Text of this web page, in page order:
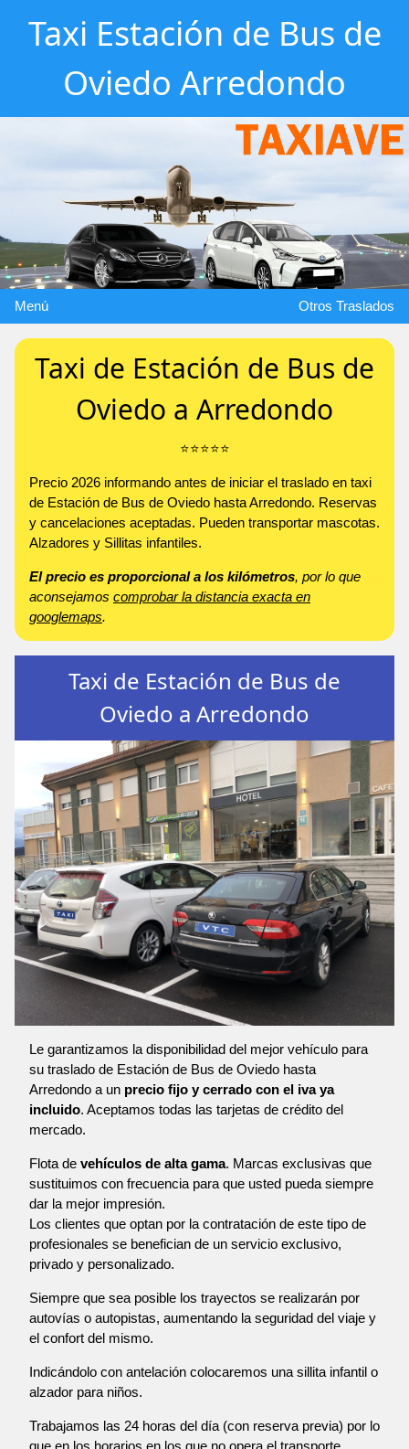
Taxi Estación de Bus de
Oviedo Arredondo
Menú Otros Traslados
Taxi de Estación de Bus de
Oviedo a Arredondo
⭐️⭐️⭐️⭐️⭐️
Precio 2026 informando antes de iniciar el traslado en taxi
de Estación de Bus de Oviedo hasta Arredondo. Reservas
y cancelaciones aceptadas. Pueden transportar mascotas.
Alzadores y Sillitas infantiles.
El precio es proporcional a los kilómetros, por lo que
aconsejamos comprobar la distancia exacta en
googlemaps.
Taxi de Estación de Bus de
Oviedo a Arredondo
Le garantizamos la disponibilidad del mejor vehículo para
su traslado de Estación de Bus de Oviedo hasta
Arredondo a un precio fijo y cerrado con el iva ya
incluido. Aceptamos todas las tarjetas de crédito del
mercado.
Flota de vehículos de alta gama. Marcas exclusivas que
sustituimos con frecuencia para que usted pueda siempre
dar la mejor impresión.
Los clientes que optan por la contratación de este tipo de
profesionales se benefician de un servicio exclusivo,
privado y personalizado.
Siempre que sea posible los trayectos se realizarán por
autovías o autopistas, aumentando la seguridad del viaje y
el confort del mismo.
Indicándolo con antelación colocaremos una sillita infantil o
alzador para niños.
Trabajamos las 24 horas del día (con reserva previa) por lo
que en los horarios en los que no opera el transporte